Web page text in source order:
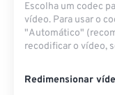
Escolha um codec
vídeo. Para usar o
"Automático"
recodificar o vídeo,
Redimensionar